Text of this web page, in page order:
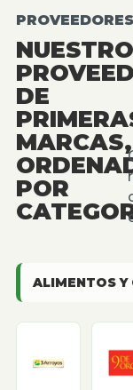
PROVEEDORES
DE
MARCAS,
POR
ALIMENTOS Y